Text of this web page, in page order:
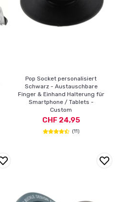
Pop Socket personalisiert
Schwarz - Austauschbare
Finger & Einhand Halterung für
Smartphone / Tablets -
Custom
CHF 24,95
(11)